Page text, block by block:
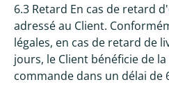
6.3 Retard En cas de retard
adressé au Client.
légales, en cas de retard de
jours, le Client bénéficie de
commande dans un délai de